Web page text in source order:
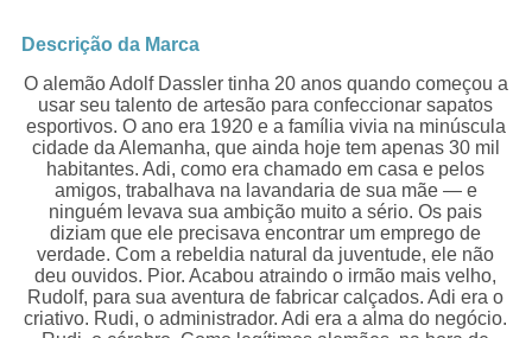
Descrição da Marca
O alemão Adolf Dassler tinha 20 anos quando começou a
usar seu talento de artesão para confeccionar sapatos
esportivos. O ano era 1920 e a família vivia na minúscula
cidade da Alemanha, que ainda hoje tem apenas 30 mil
habitantes. Adi, como era chamado em casa e pelos
amigos, trabalhava na lavandaria de sua mãe — e
ninguém levava sua ambição muito a sério. Os pais
diziam que ele precisava encontrar um emprego de
verdade. Com a rebeldia natural da juventude, ele não
deu ouvidos. Pior. Acabou atraindo o irmão mais velho,
Rudolf, para sua aventura de fabricar calçados. Adi era o
criativo. Rudi, o administrador. Adi era a alma do negócio.